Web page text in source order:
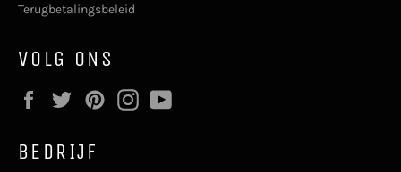
Terugbetalingsbeleid
VOLG ONS
FacebookTwitterPinterestInstagram
BEDRIJF